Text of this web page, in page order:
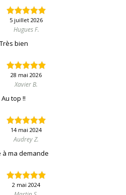
5 juillet 2026
Hugues F.
Très bien
28 mai 2026
Xavier B.
Au top !!
14 mai 2024
Audrey Z.
à ma demande
2 mai 2024